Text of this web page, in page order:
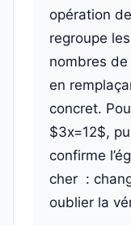
opération
regroupe
nombres
en
concret.
$3x=12$,
confirme
cher :
oublier la